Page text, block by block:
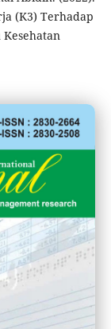
(K3) Terhadap